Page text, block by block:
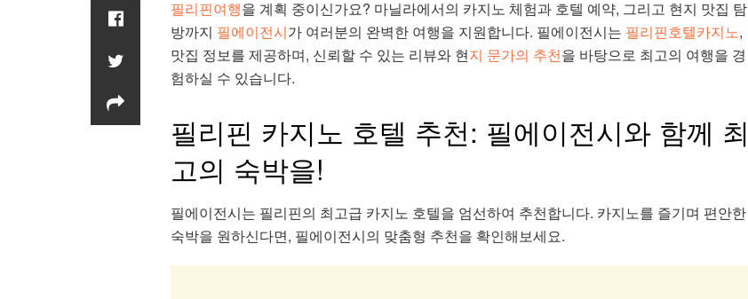
필리핀여행을 계획 중이신가요? 마닐라에서의 카지노 체험과 호텔 예약, 그리고 현지 맛집 탐
방까지 필에이전시가 여러분의 완벽한 여행을 지원합니다. 필에이전시는 필리핀호텔카지노,
맛집 정보를 제공하며, 신뢰할 수 있는 리뷰와 현지 문가의 추천을 바탕으로 최고의 여행을 경
험하실 수 있습니다.
필리핀 카지노 호텔 추천: 필에이전시와 함께 최
고의 숙박을!
필에이전시는 필리핀의 최고급 카지노 호텔을 엄선하여 추천합니다. 카지노를 즐기며 편안한
숙박을 원하신다면, 필에이전시의 맞춤형 추천을 확인해보세요.